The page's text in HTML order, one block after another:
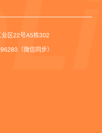
区22号A5栋302
（微信同步）